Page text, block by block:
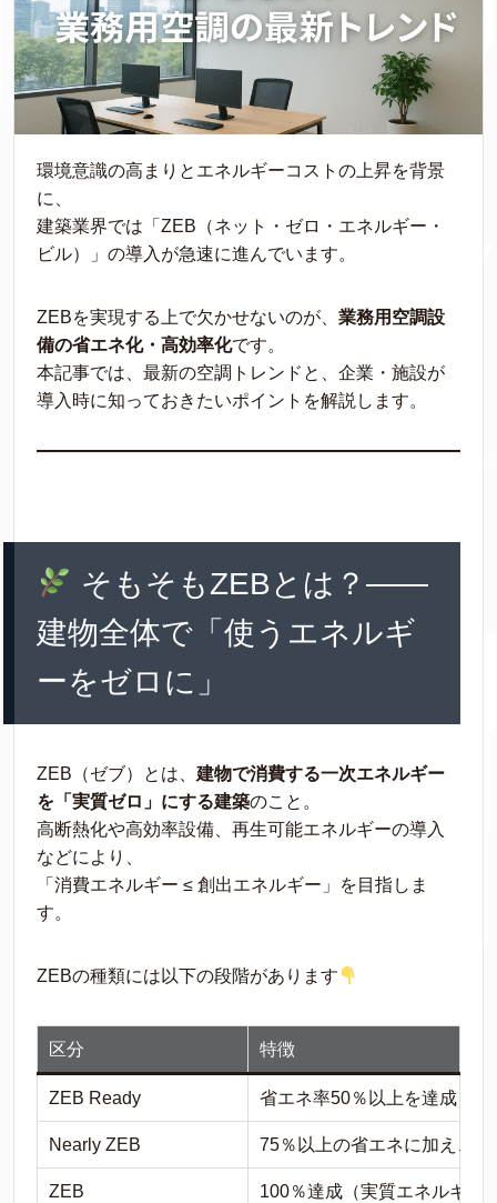
環境意識の高まりとエネルギーコストの上昇を背景
に、
建築業界では「ZEB（ネット・ゼロ・エネルギー・
ビル）」の導入が急速に進んでいます。
ZEBを実現する上で欠かせないのが、 業務用空調設
備の省エネ化・高効率化です。
本記事では、最新の空調トレンドと、企業・施設が
導入時に知っておきたいポイントを解説します。
そもそもZEBとは？——
建物全体で「使うエネルギ
ーをゼロに」
ZEB（ゼブ）とは、 建物で消費する一次エネルギー
を「実質ゼロ」にする建築のこと。
高断熱化や高効率設備、再生可能エネルギーの導入
などにより、
「消費エネルギー ≤ 創出エネルギー」を目指しま
す。
ZEBの種類には以下の段階があります
区分 特徴
ZEB Ready 省エネ率50％以上を達成
Nearly ZEB 75％以上の省エネに加え、一
ZEB 100％達成（実質エネルギー